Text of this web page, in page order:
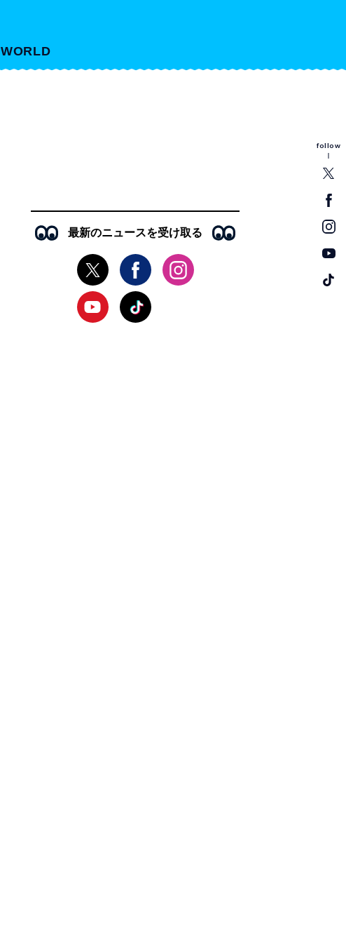
WORLD
follow
最新のニュースを受け取る